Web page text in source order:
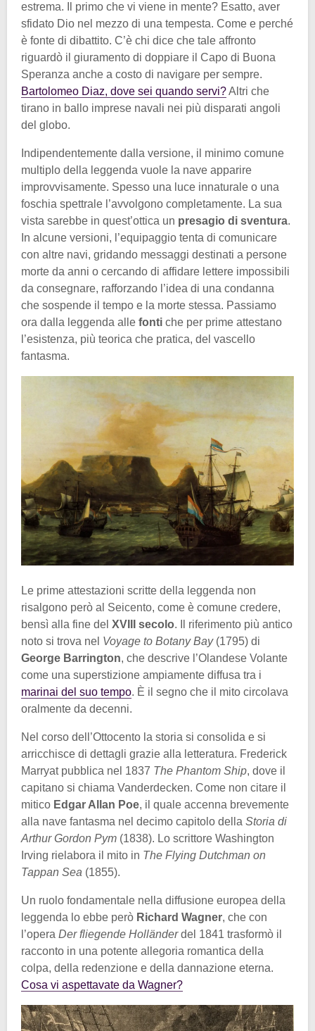
estrema. Il primo che vi viene in mente? Esatto, aver
sfidato Dio nel mezzo di una tempesta. Come e perché
è fonte di dibattito. C’è chi dice che tale affronto
riguardò il giuramento di doppiare il Capo di Buona
Speranza anche a costo di navigare per sempre.
Bartolomeo Diaz, dove sei quando servi?Altri che
tirano in ballo imprese navali nei più disparati angoli
del globo.
Indipendentemente dalla versione, il minimo comune
multiplo della leggenda vuole la nave apparire
improvvisamente. Spesso una luce innaturale o una
foschia spettrale l’avvolgono completamente. La sua
vista sarebbe in quest’ottica un presagio di sventura.
In alcune versioni, l’equipaggio tenta di comunicare
con altre navi, gridando messaggi destinati a persone
morte da anni o cercando di affidare lettere impossibili
da consegnare, rafforzando l’idea di una condanna
che sospende il tempo e la morte stessa. Passiamo
ora dalla leggenda alle fonti che per prime attestano
l’esistenza, più teorica che pratica, del vascello
fantasma.
Le prime attestazioni scritte della leggenda non
risalgono però al Seicento, come è comune credere,
bensì alla fine del XVIII secolo. Il riferimento più antico
noto si trova nel Voyage to Botany Bay(1795) di
George Barrington, che descrive l’Olandese Volante
come una superstizione ampiamente diffusa tra i
marinai del suo tempo. È il segno che il mito circolava
oralmente da decenni.
Nel corso dell’Ottocento la storia si consolida e si
arricchisce di dettagli grazie alla letteratura. Frederick
Marryat pubblica nel 1837 The Phantom Ship, dove il
capitano si chiama Vanderdecken. Come non citare il
mitico Edgar Allan Poe, il quale accenna brevemente
alla nave fantasma nel decimo capitolo della Storia di
Arthur Gordon Pym (1838). Lo scrittore Washington
Irving rielabora il mito in The Flying Dutchman on
Tappan Sea (1855).
Un ruolo fondamentale nella diffusione europea della
leggenda lo ebbe però Richard Wagner, che con
l’opera Der fliegende Holländerdel 1841 trasformò il
racconto in una potente allegoria romantica della
colpa, della redenzione e della dannazione eterna.
Cosa vi aspettavate da Wagner?